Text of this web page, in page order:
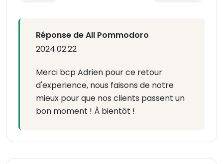
Réponse de All Pommodoro
2024.02.22
Merci bcp Adrien pour ce retour
d'experience, nous faisons de notre
mieux pour que nos clients passent un
bon moment ! À bientôt !